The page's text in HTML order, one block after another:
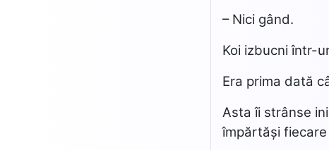
– Nici gând.
Koi izbucni într-
Era prima dată
Asta îi strânse
împărtăși fiecare